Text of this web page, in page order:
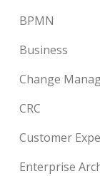
BPMN
Business
Change
CRC
Customer
Enterprise